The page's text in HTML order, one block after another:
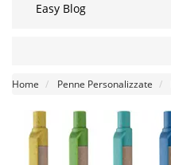
Easy Blog
Home Penne Personalizzate